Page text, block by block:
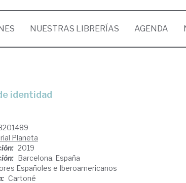
NUESTRAS LIBRERÍAS AGENDA
identidad
Planeta
2019
Barcelona. España
Españoles e Iberoamericanos
Cartoné